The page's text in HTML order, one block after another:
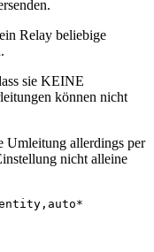
Relay beliebige
sie KEINE
können nicht
Umleitung allerdings per
nicht alleine